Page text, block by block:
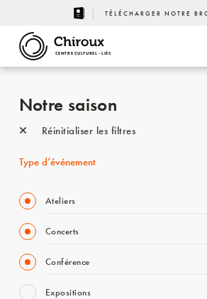
TÉLÉCHARGER NOTRE
CENTRE CULTUREL - LIÈGE
Notre saison
Réinitialiser les filtres
Type d’événement
Ateliers
Concerts
Conférence
Expositions